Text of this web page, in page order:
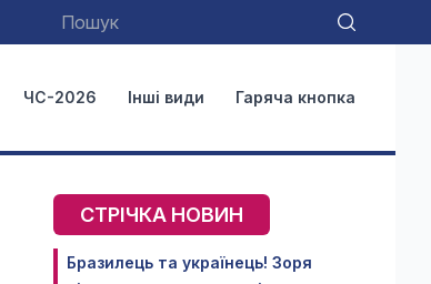
ЧС-2026 Інші види Гаряча кнопка
СТРІЧКА НОВИН
Бразилець та українець! Зоря